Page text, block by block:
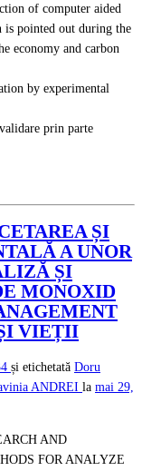
of computer aided
is pointed out during the
economy and carbon
by experimental
prin parte
ȘI
A UNOR
ȘI
MONOXID
VIEȚII
și etichetată Doru
ANDREI la mai 29,
AND
FOR ANALYZE